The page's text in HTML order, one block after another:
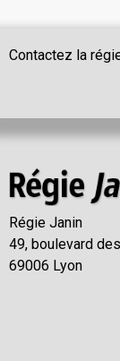
Contactez la
Régie Janin
49, boulevard
69006 Lyon